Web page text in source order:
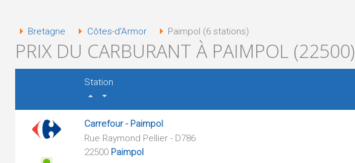
Bretagne Côtes-d'Armor Paimpol (6 stations)
PRIX DU CARBURANT À PAIMPOL (22500)
Station
Carrefour - Paimpol
Rue Raymond Pellier - D786
22500 Paimpol